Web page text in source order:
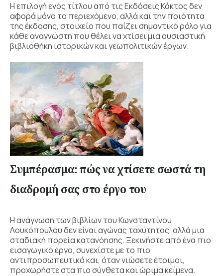
Η επιλογή ενός τίτλου από τις Εκδόσεις Κάκτος δεν
αφορά μόνο το περιεχόμενο, αλλά και την ποιότητα
της έκδοσης, στοιχείο που παίζει σημαντικό ρόλο για
κάθε αναγνώστη που θέλει να χτίσει μια ουσιαστική
βιβλιοθήκη ιστορικών και γεωπολιτικών έργων.
Συμπέρασμα: πώς να χτίσετε σωστά τη
διαδρομή σας στο έργο του
Η ανάγνωση των βιβλίων του Κωνσταντίνου
Λουκόπουλουδεν είναι αγώνας ταχύτητας, αλλά μια
σταδιακή πορεία κατανόησης. Ξεκινήστε από ένα πιο
εισαγωγικό έργο, συνεχίστε με το πιο
αντιπροσωπευτικό και, όταν νιώσετε έτοιμοι,
προχωρήστε στα πιο σύνθετα και ώριμα κείμενα.